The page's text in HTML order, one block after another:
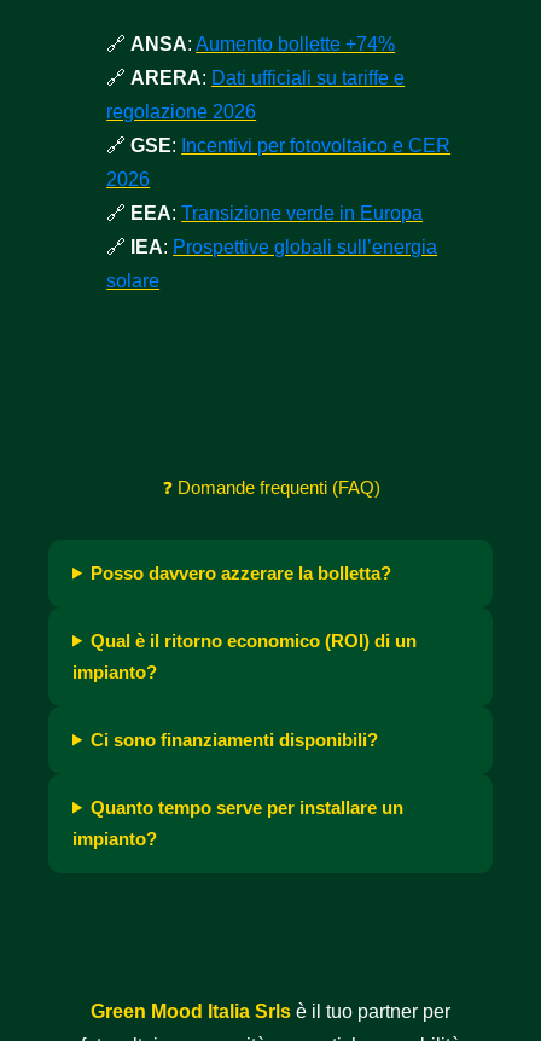
🔗ANSA:Aumento bollette +74%
🔗ARERA: Dati ufficiali su tariffe e
regolazione 2026
🔗GSE: Incentivi per fotovoltaico e CER
2026
🔗 EEA:Transizione verde in Europa
🔗
IEA: Prospettive globali sull’energia
solare
❓ Domande frequenti (FAQ)
Posso davvero azzerare la bolletta?
Qual è il ritorno economico (ROI) di un
impianto?
Ci sono finanziamenti disponibili?
Quanto tempo serve per installare un
impianto?
Green Mood Italia Srls è il tuo partner per